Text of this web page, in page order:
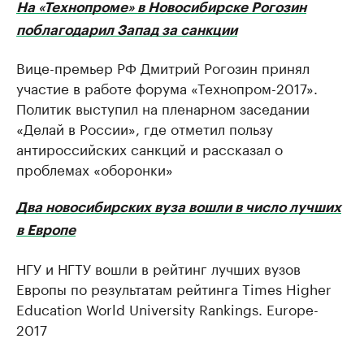
На «Технопроме» в Новосибирске Рогозин
поблагодарил Запад за санкции
Вице-премьер РФ Дмитрий Рогозин принял
участие в работе форума «Технопром-2017».
Политик выступил на пленарном заседании
«Делай в России», где отметил пользу
антироссийских санкций и рассказал о
проблемах «оборонки»
Два новосибирских вуза вошли в число лучших
в Европе
НГУ и НГТУ вошли в рейтинг лучших вузов
Европы по результатам рейтинга Times Higher
Education World University Rankings. Europe-
2017